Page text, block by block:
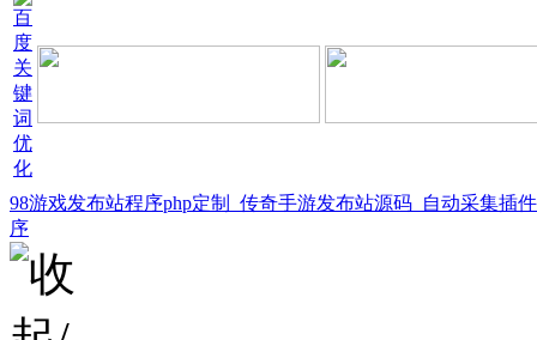
98游戏发布站程序php定制_传奇手游发布站源码_自动采集插
序